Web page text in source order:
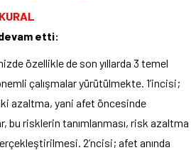
devam etti:
özellikle de son yıllarda 3 temel
çalışmalar yürütülmekte. 1’incisi;
azaltma, yani afet öncesinde
bu risklerin tanımlanması, risk azaltma
2’ncisi; afet anında